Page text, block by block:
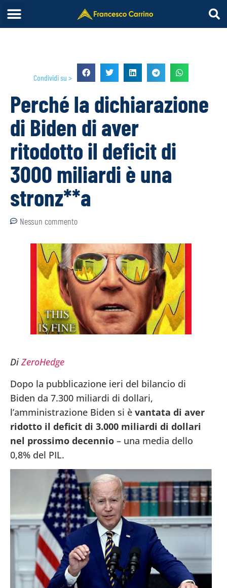
Condividi su >
Perché la dichiarazione
di Biden di aver
ritodotto il deficit di
3000 miliardi è una
stronz**a
Nessun commento
DiZeroHedge
Dopo la pubblicazione ieri del bilancio di
Biden da 7.300 miliardi di dollari,
l’amministrazione Biden si è vantata di aver
ridotto il deficit di 3.000 miliardi di dollari
nel prossimo decennio – una media dello
0,8% del PIL.